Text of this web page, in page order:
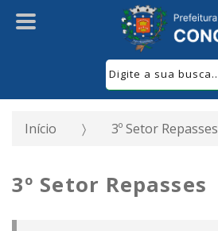
Início 3º Setor Repasses
3º Setor Repasses